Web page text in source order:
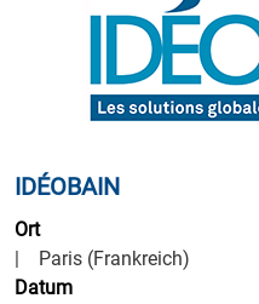
IDÉOBAIN
Ort
| Paris (Frankreich)
Datum